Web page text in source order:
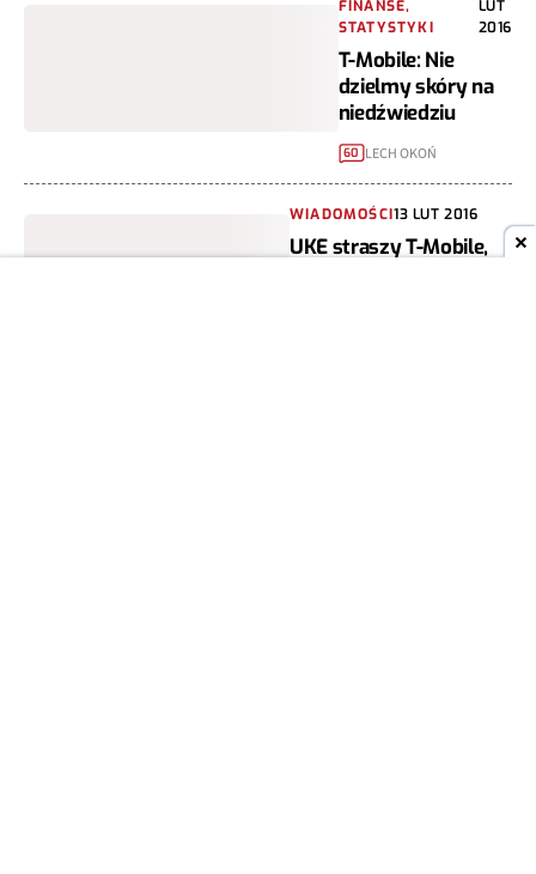
FINANSE,
STATYSTYKI
LUT
2016
T-Mobile: Nie
dzielmy skóry na
niedźwiedziu
60 LECH OKOŃ
WIADOMOŚCI13 LUT 2016
UKE straszy T-Mobile,